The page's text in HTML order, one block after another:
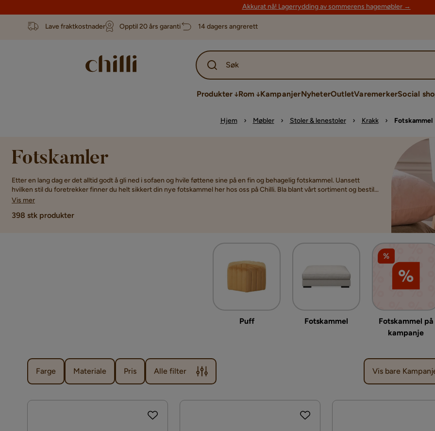
Akkurat nå! Lagerrydding av sommerens hagemøbler →
Lave fraktkostnader Opptil 20 års garanti 14 dagers angrerett
Søk
Produkter Rom KampanjerNyheterOutletVaremerkerSocial
Hjem Møbler Stoler & lenestoler Krakk Fotskammel
Fotskamler
Etter en lang dag er det alltid godt å gli ned i sofaen og hvile føttene sine på en fin og behagelig fotskammel. Uansett
hvilken stil du foretrekker finner du helt sikkert din nye fotskammel her hos oss på Chilli. Bla blant vårt sortiment og bestill
din nye fotskammel billig online.
Vis mer
398 stk produkter
Puff Fotskammel
%
Fotskammel på
kampanje
Farge Materiale Pris Alle filter Vis bare